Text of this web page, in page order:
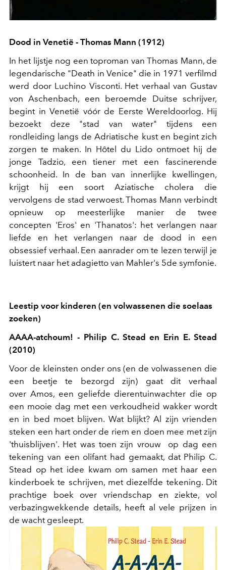
Dood in Venetië - Thomas Mann (1912)
In het lijstje nog een toproman van Thomas Mann, de
legendarische "Death in Venice" die in 1971 verfilmd
werd door Luchino Visconti. Het verhaal van Gustav
von Aschenbach, een beroemde Duitse schrijver,
begint in Venetië vóór de Eerste Wereldoorlog. Hij
bezoekt deze "stad van water" tijdens een
rondleiding langs de Adriatische kust en begint zich
zorgen te maken. In Hôtel du Lido ontmoet hij de
jonge Tadzio, een tiener met een fascinerende
schoonheid. In de ban van innerlijke kwellingen,
krijgt hij een soort Aziatische cholera die
vervolgens de stad verwoest. Thomas Mann verbindt
opnieuw op meesterlijke manier de twee
concepten 'Eros' en 'Thanatos': het verlangen naar
liefde en het verlangen naar de dood in een
obsessief verhaal. Een aanrader om te lezen terwijl je
luistert naar het adagietto van Mahler's 5de symfonie.
Leestip voor kinderen (en volwassenen die soelaas
zoeken)
AAAA-atchoum! - Philip C. Stead en Erin E. Stead
(2010)
Voor de kleinsten onder ons (en de volwassenen die
een beetje te bezorgd zijn) gaat dit verhaal
over Amos, een geliefde dierentuinwachter die op
een mooie dag met een verkoudheid wakker wordt
en in bed moet blijven. Wat blijkt? Al zijn vrienden
steken een hart onder de riem en doen mee met zijn
'thuisblijven'. Het was toen zijn vrouw op dag een
tekening van een olifant had gemaakt, dat Philip C.
Stead op het idee kwam om samen met haar een
kinderboek te schrijven, met diezelfde tekening. Dit
prachtige boek over vriendschap en ziekte, vol
verbazingwekkende details, heeft al vele prijzen in
de wacht gesleept.